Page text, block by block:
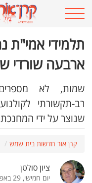
תלמידי אמי"ת
ארבעה שורדי
שמות, לא מספרים
רב-תקשורתי
שנוצר על ידי
קרן אור חדשות בית שמש
ציון סולטן
יום חמישי, 29 באפריל 2021, 11:58